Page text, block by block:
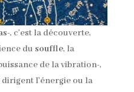
-, c’est la découverte,
du souffle, la
de la vibration-,
dirigent l’énergie ou la